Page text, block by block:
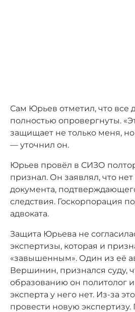
Сам Юрьев отметил, что все
полностью опровергнуты.
защищает не только меня, но
— уточнил он.
Юрьев провёл в СИЗО
признал. Он заявлял, что
документа,
следствия. Госкорпорация
адвоката.
Защита Юрьева не
экспертизы, которая и
«завышенным». Один из её
Вершинин, признался суду,
образованию он политолог
эксперта у него нет. Из-за
провести новую экспертизу.